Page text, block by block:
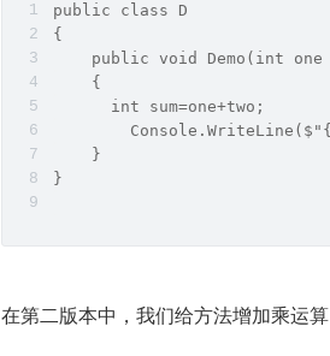
public class D
{
public void Demo(int one
    {
      int sum=one+two;
    }
}
在第二版本中，我们给方法增加乘运算